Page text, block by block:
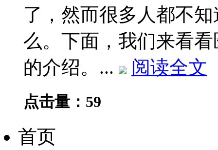
了，然而很多人都不
么。下面，我们来看
的介绍。...
阅读全文
点击量：59
首页